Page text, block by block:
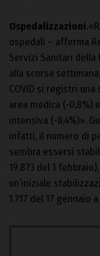
Ospedalizzazioni.
ospedali – afferma
Servizi Sanitari della
alla scorsa
COVID si registri
area medica (-0,8%)
intensiva (-8,4%)».
infatti, il numero di
sembra essersi
19.873 del 1
un’iniziale
1.717 del 17 gennaio